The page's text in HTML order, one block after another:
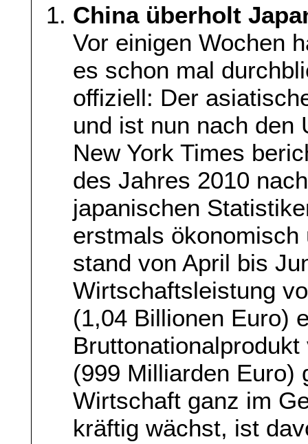
China überholt
Vor einigen Wochen
es schon mal
offiziell: Der
und ist nun nach den
New York Times
des Jahres 2010
japanischen
erstmals
stand von April bis
Wirtschaftsleistung
(1,04 Billionen Euro)
(999 Milliarden Euro)
Wirtschaft ganz im
kräftig wächst, ist